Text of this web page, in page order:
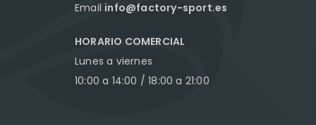
Email info@factory-sport.es
HORARIO COMERCIAL
Lunes a viernes
10:00 a 14:00 / 18:00 a 21:00